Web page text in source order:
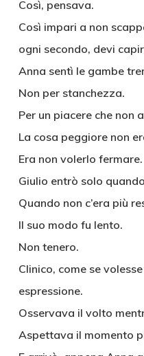
Così, pensava.
Così impari a non
ogni secondo, devi
Anna sentì le gambe
Non per stanchezza.
Per un piacere che non
La cosa peggiore non
Era non volerlo fermare.
Giulio entrò solo
Quando non c’era più
Il suo modo fu lento.
Non tenero.
Clinico, come se
espressione.
Osservava il volto
Aspettava il momento